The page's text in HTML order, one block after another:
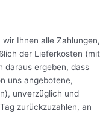
Ihnen alle Zahlungen,
der Lieferkosten (mit
daraus ergeben, dass
uns angebotene,
unverzüglich und
zurückzuzahlen, an